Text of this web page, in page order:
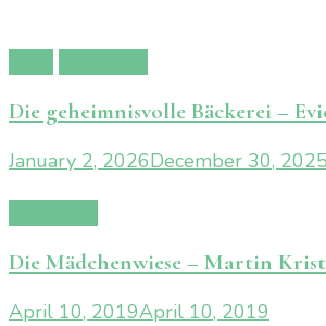
Die geheimnisvolle Bäckerei –
January 2, 2026December 30, 2025
Die Mädchenwiese – Martin Krist
April 10, 2019April 10, 2019